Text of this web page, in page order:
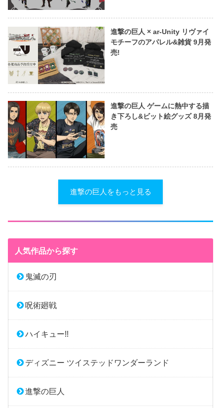
進撃の巨人 × ar-Unity リヴァイ
モチーフのアパレル&雑貨 9月発
売!
進撃の巨人 ゲームに熱中する描
き下ろし&ビット絵グッズ 8月発
売
進撃の巨人をもっと見る
人気作品から探す
鬼滅の刃
呪術廻戦
ハイキュー!!
ディズニー ツイステッドワンダーランド
進撃の巨人